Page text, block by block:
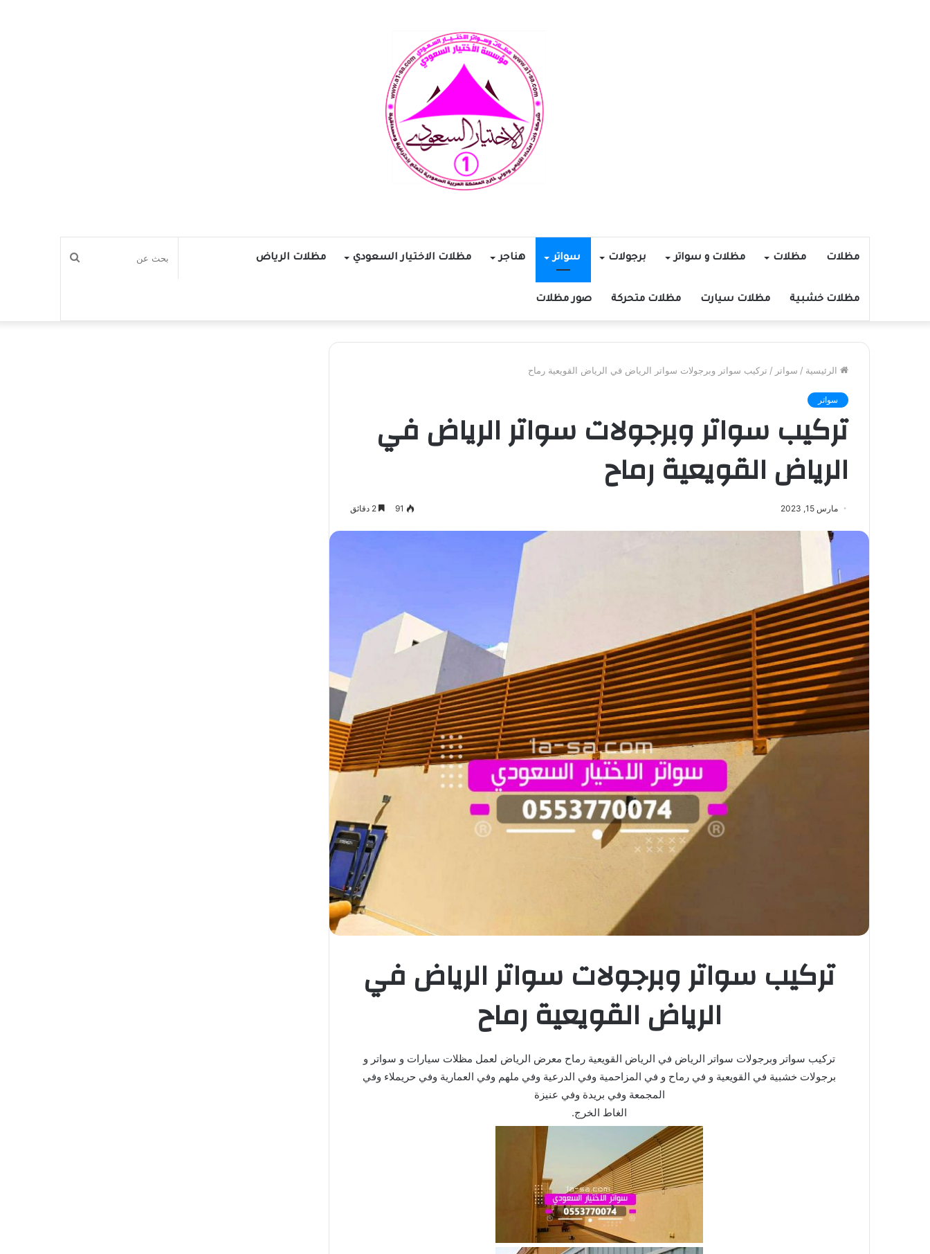
مظلات مظلات مظلات و سواتر برجولات سواتر هناجر مظلات الاختيار السعودي مظلات الرياض
مظلات خشبية مظلات سيارت مظلات متحركة صور مظلات
بحث
الرئيسية / سواتر / تركيب سواتر وبرجولات سواتر الرياض في الرياض القويعية رماح
سواتر
تركيب سواتر وبرجولات سواتر الرياض في
الرياض القويعية رماح
مارس 15, 2023 91
تركيب سواتر وبرجولات سواتر الرياض في
الرياض القويعية رماح
تركيب سواتر وبرجولات سواتر الرياض في الرياض القويعية رماح معرض الرياض لعمل مظلات سيارات و سواتر و
برجولات خشبية في القويعية و في رماح و في المزاحمية وفي الدرعية وفي ملهم وفي العمارية وفي حريملاء وفي
المجمعة وفي بريدة وفي عنيزة
الغاط الخرج.